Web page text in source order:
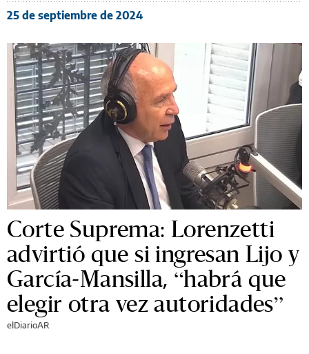
25 de septiembre de 2024
Corte Suprema: Lorenzetti
advirtió que si ingresan Lijo y
García-Mansilla, “habrá que
elegir otra vez autoridades”
elDiarioAR